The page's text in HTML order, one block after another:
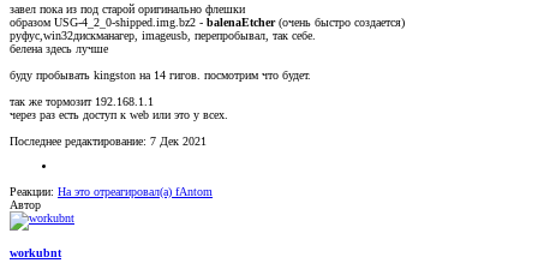
завел пока из под старой оригинально флешки
образом USG-4_2_0-shipped.img.bz2 - balenaEtcher(очень быстро создается)
руфус,win32дискманагер, imageusb, перепробывал, так себе.
белена здесь лучше
буду пробывать kingston на 14 гигов. посмотрим что будет.
так же тормозит 192.168.1.1
через раз есть доступ к web или это у всех.
Последнее редактирование: 7 Дек 2021
Реакции: На это отреагировал(а) fAntom
Автор
workubnt